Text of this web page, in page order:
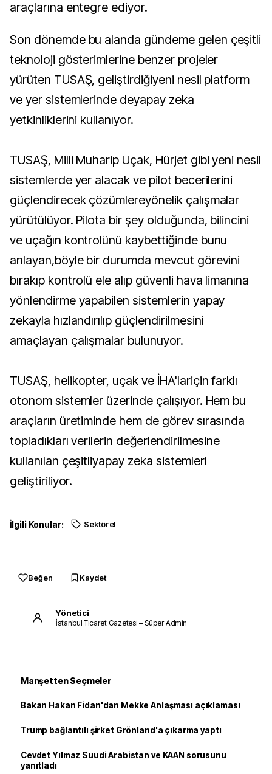
araçlarına entegre ediyor.
Son dönemde bu alanda gündeme gelen çeşitli
teknoloji gösterimlerine benzer projeler
yürüten TUSAŞ, geliştirdiğiyeni nesil platform
ve yer sistemlerinde deyapay zeka
yetkinliklerini kullanıyor.
TUSAŞ, Milli Muharip Uçak, Hürjet gibi yeni nesil
sistemlerde yer alacak ve pilot becerilerini
güçlendirecek çözümlereyönelik çalışmalar
yürütülüyor. Pilota bir şey olduğunda, bilincini
ve uçağın kontrolünü kaybettiğinde bunu
anlayan,böyle bir durumda mevcut görevini
bırakıp kontrolü ele alıp güvenli hava limanına
yönlendirme yapabilen sistemlerin yapay
zekayla hızlandırılıp güçlendirilmesini
amaçlayan çalışmalar bulunuyor.
TUSAŞ, helikopter, uçak ve İHA'lariçin farklı
otonom sistemler üzerinde çalışıyor. Hem bu
araçların üretiminde hem de görev sırasında
topladıkları verilerin değerlendirilmesine
kullanılan çeşitliyapay zeka sistemleri
geliştiriliyor.
İlgili Konular: Sektörel
Beğen Kaydet
Yönetici
İstanbul Ticaret Gazetesi – Süper Admin
Manşetten Seçmeler
Bakan Hakan Fidan'dan Mekke Anlaşması açıklaması
Trump bağlantılı şirket Grönland'a çıkarma yaptı
Cevdet Yılmaz Suudi Arabistan ve KAAN sorusunu
yanıtladı